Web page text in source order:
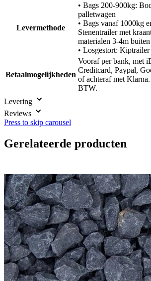
Levermethode
• Bags 200-900kg:
palletwagen
• Bags vanaf 1000kg
Stenentrailer met
materialen 3-4m
• Losgestort:
Betaalmogelijkheden
Vooraf per bank, met
Creditcard, Paypal,
of achteraf met
BTW.
Levering
Reviews
Press to skip carousel
Gerelateerde producten